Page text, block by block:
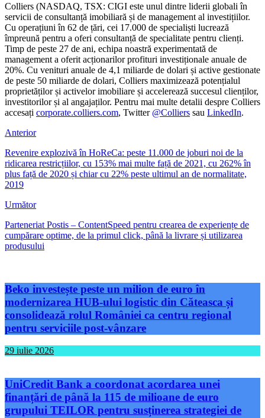
Colliers (NASDAQ, TSX: CIGI este unul dintre liderii globali în
servicii de consultanță imobiliară și de management al investițiilor.
Cu operațiuni în 62 de țări, cei 17.000 de specialiști lucrează
împreună pentru a oferi consultanță de specialitate pentru clienți.
Timp de peste 27 de ani, echipa noastră experimentată de
management a oferit acționarilor profituri investiționale anuale de
20%. Cu venituri anuale de 4,1 miliarde de dolari și active gestionate
de peste 50 miliarde de dolari, Colliers maximizează potențialul
proprietăților și activelor imobiliare și accelerează succesul clienților,
investitorilor și al angajaților. Pentru mai multe detalii despre Colliers
accesați corporate.colliers.com, Twitter @Colliers sau LinkedIn.
Anterior
Revenire explozivă în HoReCa: peste 11.000 de joburi noi de la
ridicarea restricțiilor, cu 153% mai multe față de 2021, cu 262% în
plus față de 2020 și chiar cu 22% peste ultimul an de normalitate,
2019
Următor
Parteneriat Postis – ContentSpeed pentru crearea de experiențe de
cumpărare optime, de la primul click, până la livrare și utilizarea
produsului
Beko investește peste un milion de euro în
modernizarea HUB-ului logistic din Căteasca și
consolidează rolul României ca centru regional
pentru serviciile post-vânzare
29 iulie 2026
UniCredit Bank a coordonat acordarea unei
finanțări de până la 115 de milioane de euro
grupului TEILOR pentru susținerea strategiei de